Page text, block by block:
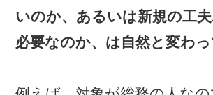
いのか、あるいは新規の工
必要なのか、は自然と変わっ